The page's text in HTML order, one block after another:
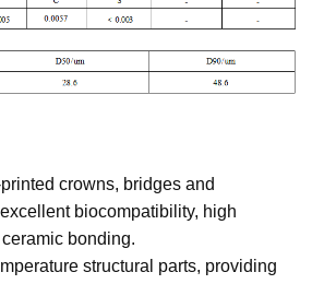
crowns, bridges and
biocompatibility, high
bonding.
structural parts, providing